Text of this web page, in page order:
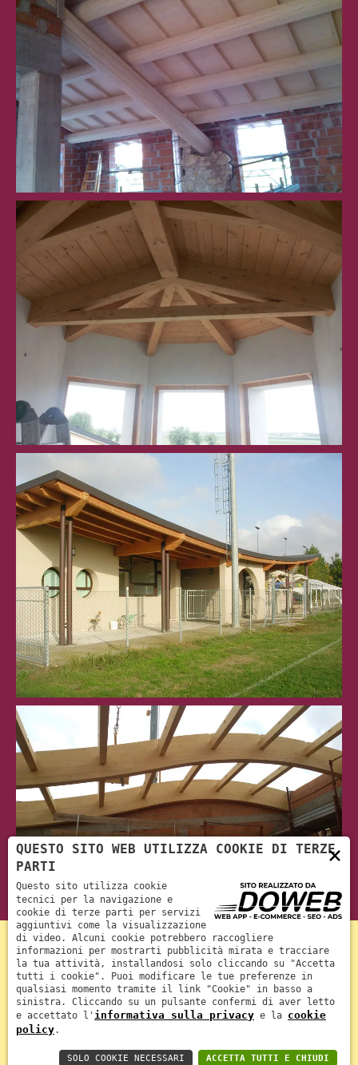
HOME LA STORIA SERVIZI GALLERIA CONTATTI
Arcolegnami srl - P.IVA: 03695790232 -Informativa sulla
×
QUESTO SITO WEB UTILIZZA COOKIE DI TERZE
PARTI
Questo sito utilizza cookie
tecnici per la navigazione e
cookie di terze parti per servizi
aggiuntivi come la visualizzazione
di video. Alcuni cookie potrebbero raccogliere
informazioni per mostrarti pubblicità mirata e tracciare
la tua attività, installandosi solo cliccando su "Accetta
tutti i cookie". Puoi modificare le tue preferenze in
qualsiasi momento tramite il link "Cookie" in basso a
sinistra. Cliccando su un pulsante confermi di aver letto
e accettato l' informativa sulla privacy e la cookie
policy.
ACCETTA TUTTI E CHIUDI
SOLO COOKIE NECESSARI